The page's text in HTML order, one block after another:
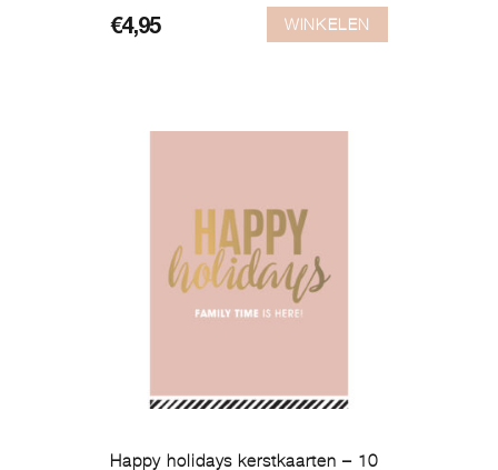
€4,95 WINKELEN
Happy holidays kerstkaarten – 10